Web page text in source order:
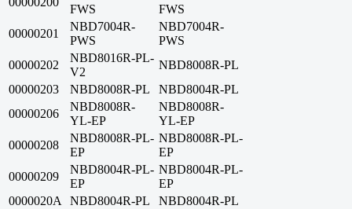
FWS
FWS
00000201
NBD7004R-
PWS
NBD7004R-
PWS
00000202
NBD8016R-PL-
V2
NBD8008R-PL
00000203
NBD8008R-PL
NBD8004R-PL
00000206
NBD8008R-
YL-EP
NBD8008R-
YL-EP
00000208
NBD8008R-PL-
EP
NBD8008R-PL-
EP
00000209
NBD8004R-PL-
EP
NBD8004R-PL-
EP
0000020A
NBD8004R-PL
NBD8004R-PL